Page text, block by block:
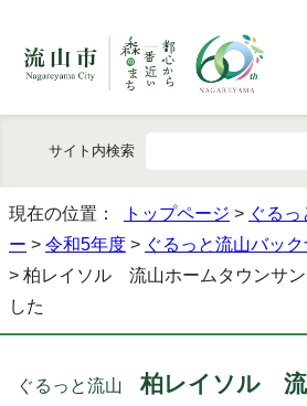
サイト内検索
現在の位置： トップページ > ぐるっ
ー > 令和5年度 > ぐるっと流山バッ
> 柏レイソル 流山ホームタウンサン
した
ぐるっと流山柏レイソル 流